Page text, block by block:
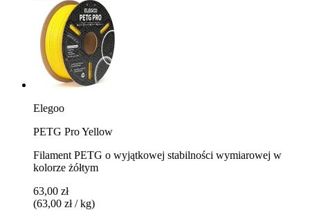
Elegoo
PETG Pro Yellow
Filament PETG o wyjątkowej stabilności wymiarowej w
kolorze żółtym
63,00 zł
(63,00 zł / kg)